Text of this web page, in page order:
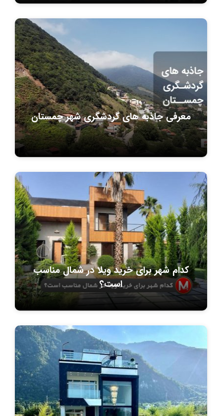
معرفی جاذبه های گردشگری شهر چمستان
کدام شهر برای خرید ویلا در شمال مناسب
است؟